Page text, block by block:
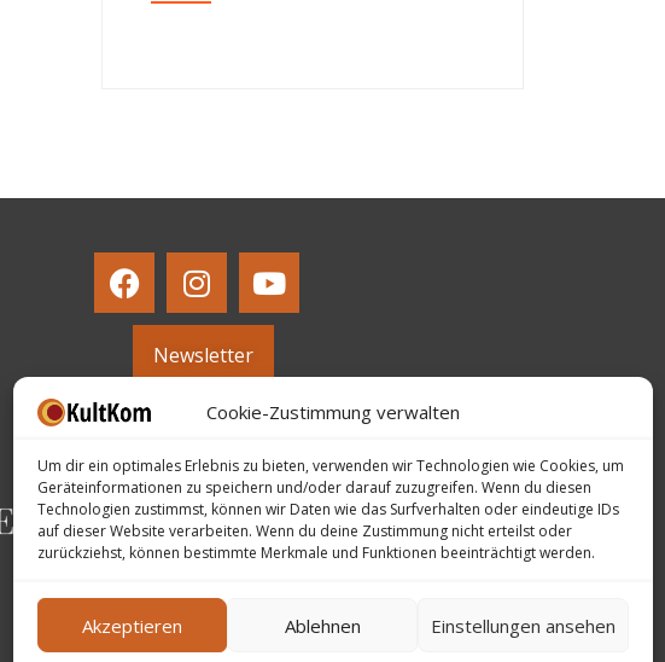
Cookie-Zustimmung verwalten
Um dir ein optimales Erlebnis zu bieten, verwenden wir Technologien wie Cookies, um
Geräteinformationen zu speichern und/oder darauf zuzugreifen. Wenn du diesen
Technologien zustimmst, können wir Daten wie das Surfverhalten oder eindeutige IDs
auf dieser Website verarbeiten. Wenn du deine Zustimmung nicht erteilst oder
zurückziehst, können bestimmte Merkmale und Funktionen beeinträchtigt werden.
Akzeptieren Ablehnen Einstellungen ansehen
Newsletter